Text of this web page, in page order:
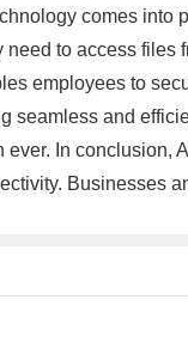
comes
to access
employees to
and
In
Businesses